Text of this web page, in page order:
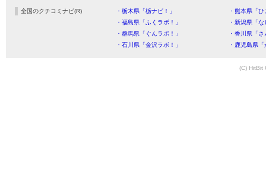
全国のクチコミナビ(R) ・栃木県「栃ナビ！」
・熊本県「
・福島県「ふくラボ！」
・新潟県「
・群馬県「ぐんラボ！」
・香川県「
・石川県「金沢ラボ！」
・鹿児島県
(C) HitBit